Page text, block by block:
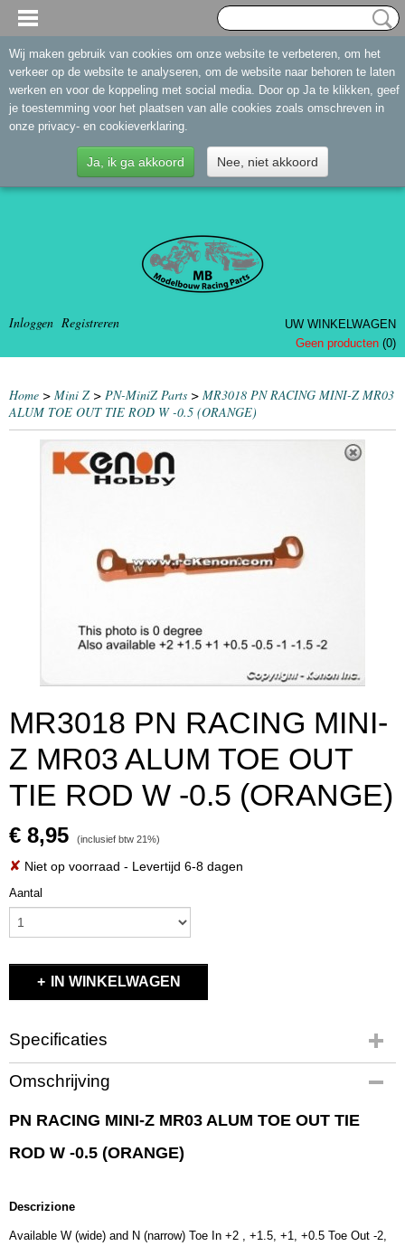
Inloggen Registreren
UW WINKELWAGEN
Geen producten (0)
Home > Mini Z> PN-MiniZ Parts > MR3018 PN RACING MINI-Z MR03
ALUM TOE OUT TIE ROD W -0.5 (ORANGE)
MR3018 PN RACING MINI-
Z MR03 ALUM TOE OUT
TIE ROD W -0.5 (ORANGE)
€ 8,95 (inclusief btw 21%)
✘ Niet op voorraad - Levertijd 6-8 dagen
Aantal
IN WINKELWAGEN
Specificaties
Productcode
MR3018
EAN code
Productcode leverancier
0,10 Kg
Omschrijving
PN RACING MINI-Z MR03 ALUM TOE OUT TIE
ROD W -0.5 (ORANGE)
Descrizione
Available W (wide) and N (narrow) Toe In +2 , +1.5, +1, +0.5 Toe Out -2,
Wij maken gebruik van cookies om onze website te verbeteren, om het
verkeer op de website te analyseren, om de website naar behoren te laten
werken en voor de koppeling met social media. Door op Ja te klikken, geef
je toestemming voor het plaatsen van alle cookies zoals omschreven in
onze privacy- en cookieverklaring.
Ja, ik ga akkoord Nee, niet akkoord